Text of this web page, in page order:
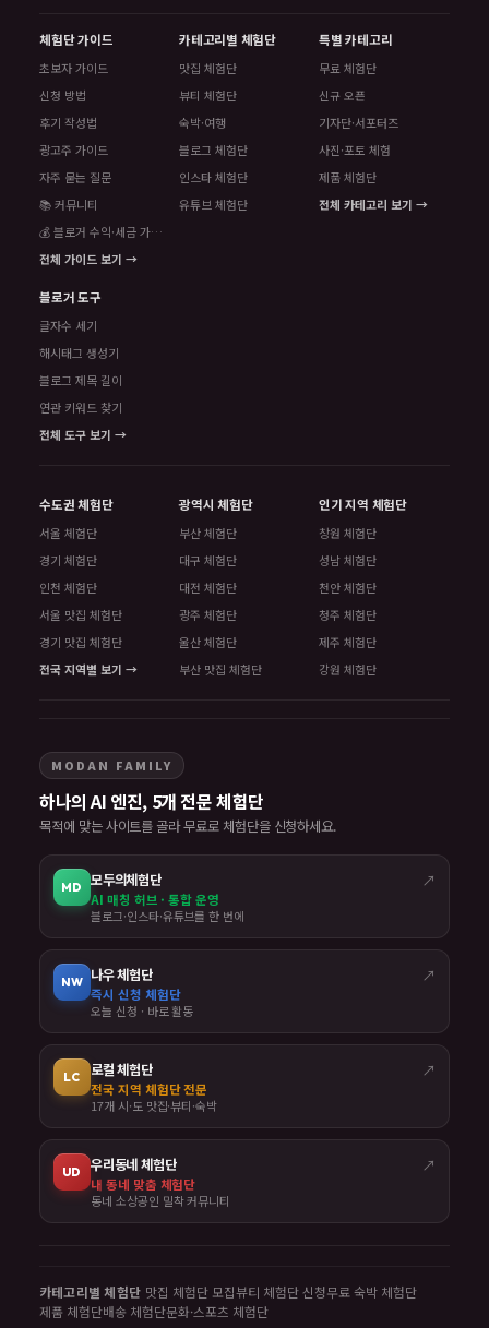
체험단 가이드
초보자 가이드
신청 방법
후기 작성법
광고주 가이드
자주 묻는 질문
📚 커뮤니티
💰 블로거 수익·세금 가이드
전체 가이드 보기 →
카테고리별 체험단
맛집 체험단
뷰티 체험단
숙박·여행
블로그 체험단
인스타 체험단
유튜브 체험단
특별 카테고리
무료 체험단
신규 오픈
기자단·서포터즈
사진·포토 체험
제품 체험단
전체 카테고리 보기 →
블로거 도구
글자수 세기
해시태그 생성기
블로그 제목 길이
연관 키워드 찾기
전체 도구 보기 →
수도권 체험단
서울 체험단
경기 체험단
인천 체험단
서울 맛집 체험단
경기 맛집 체험단
전국 지역별 보기 →
광역시 체험단
부산 체험단
대구 체험단
대전 체험단
광주 체험단
울산 체험단
부산 맛집 체험단
인기 지역 체험단
창원 체험단
성남 체험단
천안 체험단
청주 체험단
제주 체험단
강원 체험단
MODAN FAMILY
하나의 AI 엔진, 5개 전문 체험단
목적에 맞는 사이트를 골라 무료로 체험단을 신청하세요.
MD 모두의체험단 ↗
AI 매칭 허브 · 통합 운영
블로그·인스타·유튜브를 한 번에
NW 나우 체험단 ↗
즉시 신청 체험단
오늘 신청 · 바로 활동
LC 로컬 체험단 ↗
전국 지역 체험단 전문
17개 시·도 맛집·뷰티·숙박
UD 우리동네 체험단 ↗
내 동네 맞춤 체험단
동네 소상공인 밀착 커뮤니티
카테고리별 체험단 맛집 체험단 모집뷰티 체험단 신청무료 숙박 체험단
제품 체험단배송 체험단문화·스포츠 체험단